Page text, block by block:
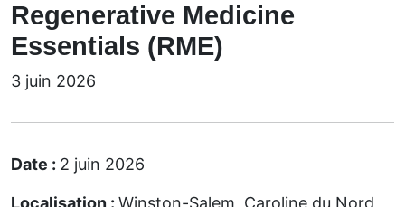
Regenerative Medicine
Essentials (RME)
3 juin 2026
Date : 2 juin 2026
Localisation : Winston-Salem, Caroline du Nord